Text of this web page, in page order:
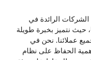
الرائدة في
حيث نتميز بخبرة طويلة
عملائنا. نحن في
الحفاظ على نظام